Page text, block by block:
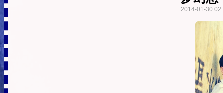
2014-01-30